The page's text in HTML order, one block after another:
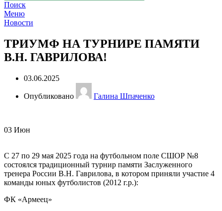
Поиск
Меню
Новости
ТРИУМФ НА ТУРНИРЕ ПАМЯТИ
В.Н. ГАВРИЛОВА!
03.06.2025
Опубликовано Галина Шпаченко
03 Июн
С 27 по 29 мая 2025 года на футбольном поле СШОР №8
состоялся традиционный турнир памяти Заслуженного
тренера России В.Н. Гаврилова, в котором приняли участие 4
команды юных футболистов (2012 г.р.):
ФК «Армеец»